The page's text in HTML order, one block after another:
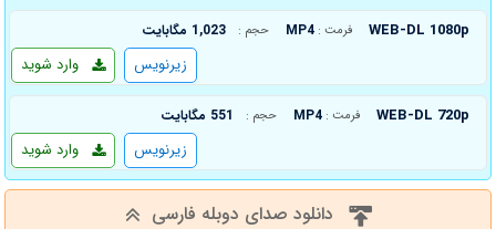
WEB-DL 1080p فرمت : MP4 حجم : 1,023 مگابایت
وارد شوید زیرنویس
WEB-DL 720p فرمت : MP4 حجم : 551 مگابایت
وارد شوید زیرنویس
دانلود صدای دوبله فارسی